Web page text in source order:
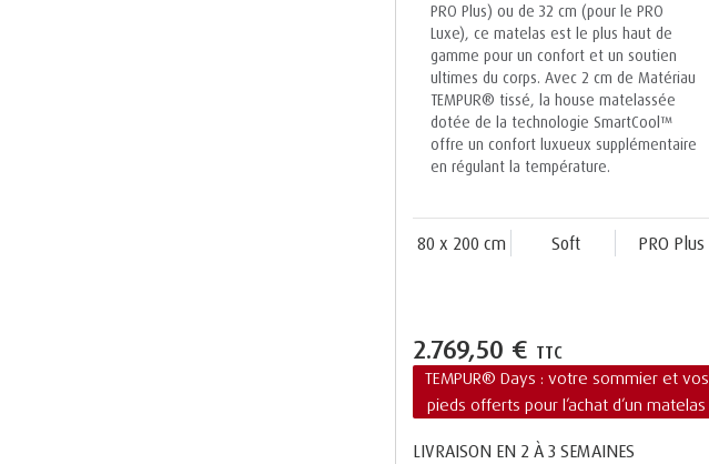
PRO Plus) ou de 32 cm (pour le PRO
Luxe), ce matelas est le plus haut de
gamme pour un confort et un soutien
ultimes du corps. Avec 2 cm de Matériau
TEMPUR® tissé, la house matelassée
dotée de la technologie SmartCool™
offre un confort luxueux supplémentaire
en régulant la température.
80 x 200 cm Soft PRO Plus
2.769,50 € TTC
TEMPUR® Days : votre sommier et vos
pieds offerts pour l’achat d’un matelas
LIVRAISON EN 2 À 3 SEMAINES